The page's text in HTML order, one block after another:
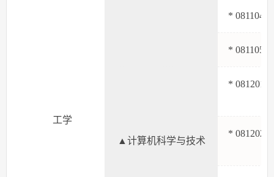
工学
*
*
▲计算机科学与技术
* 081201
* 081202